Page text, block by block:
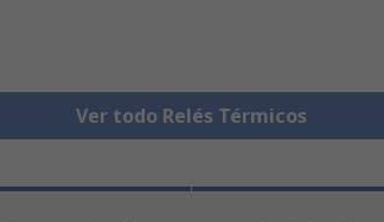
Ver todo Relés Térmicos